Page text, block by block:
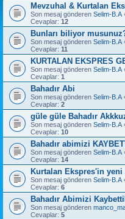
Mevzuhal & Kurtalan
Son mesaj gönderen Selim-B.A
Cevaplar: 12
Bunları biliyor
Son mesaj gönderen Selim-B.A
Cevaplar: 11
KURTALAN EKSPRES
Son mesaj gönderen Selim-B.A
Cevaplar: 1
Bahadır Abi
Son mesaj gönderen Selim-B.A
Cevaplar: 2
güle güle Bahadır
Son mesaj gönderen Selim-B.A
Cevaplar: 10
Bahadır abimizi
Son mesaj gönderen Selim-B.A
Cevaplar: 14
Kurtalan Ekspres'in yeni
Son mesaj gönderen Selim-B.A
Cevaplar: 6
Bahadır Abimizi
Son mesaj gönderen
Cevaplar: 5